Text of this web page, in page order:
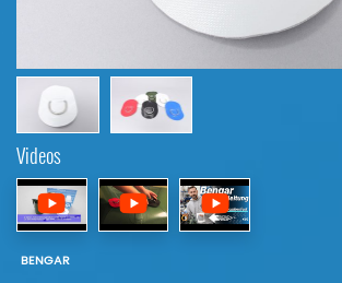
Videos
BENGAR